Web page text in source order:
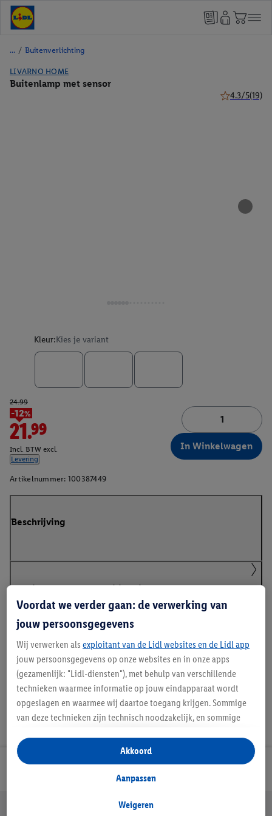
/ Buitenverlichting
LIVARNO HOME
Buitenlamp met sensor
4.3/5(19)
Kleur:Kies je variant
24.99
-12%
21.99
Incl. BTW excl.
Levering
In Winkelwagen
Artikelnummer: 100387449
Beschrijving
Details over productveiligheid
Handleidingen en downloads
Jouw voordelen bij ons als Lidl webshop klant
Voordat we verder gaan: de verwerking van
jouw persoonsgegevens
Wij verwerken als exploitant van de Lidl websites en de Lidl app
jouw persoonsgegevens op onze websites en in onze apps
(gezamenlijk: "Lidl-diensten"), met behulp van verschillende
technieken waarmee informatie op jouw eindapparaat wordt
opgeslagen en waarmee wij daartoe toegang krijgen. Sommige
van deze technieken zijn technisch noodzakelijk, en sommige
opslaan van voorkeursinstellingen, het verzamelen en
analyseren van statistieken of voor het tonen van
gepersonaliseerde reclame binnen en buiten de Lidl-diensten.
gegevens over jouw aankoopgedrag in de winkel ook voor de
Weigeren
Aanpassen
Akkoord